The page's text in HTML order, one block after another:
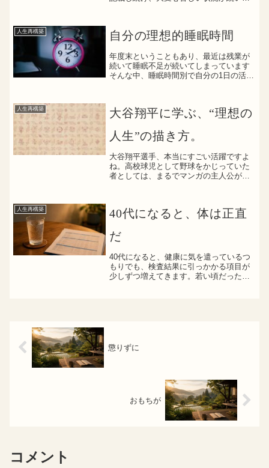
YouTube見たり本を読...
人生再構築 自分の理想的睡眠時間
年度末ということもあり、最近は残業が
続いて睡眠不足が続いてしまっています
そんな中、睡眠時間別で自分の1日の活動
時間睡眠だと、どうして...
人生再構築
大谷翔平に学ぶ、“理想の
人生”の描き方。
大谷翔平選手、本当にすごい活躍ですよ
ね。高校球児として野球をかじっていた
者としては、まるでマンガの主人公が現
ながらも人として尊敬...
人生再構築
40代になると、体は正直
だ
40代になると、健康に気を遣っているつ
もりでも、検査結果に引っかかる項目が
少しずつ増えてきます。若い頃だった
懲りずに
おもちが
コメント